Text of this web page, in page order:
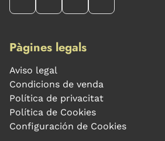
Pàgines legals
Aviso legal
Condicions de venda
Política de privacitat
Política de Cookies
Configuración de Cookies